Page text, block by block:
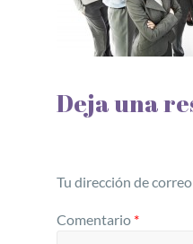
Deja una
Tu dirección de
Comentario *